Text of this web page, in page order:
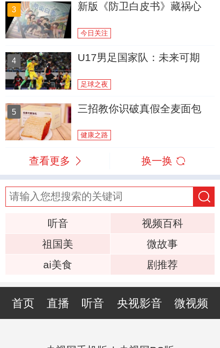
3 新版《防卫白皮书》藏祸心
今日关注
4 U17男足国家队：未来可期
足球之夜
5 三招教你识破真假全麦面包
健康之路
查看更多 换一换
听音
视频百科
祖国美
微故事
ai美食
剧推荐
首页 直播 听音 央视影音 微视频